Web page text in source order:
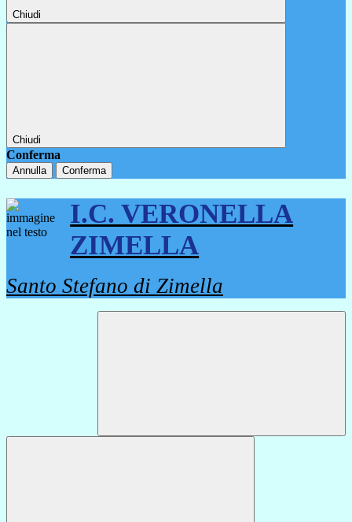
Chiudi
Chiudi
Conferma
Annulla Conferma
I.C. VERONELLA
ZIMELLA
Santo Stefano di Zimella